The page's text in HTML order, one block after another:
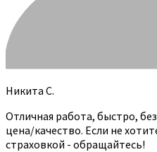
Никита С.
Отличная работа, быстро,
цена/качество. Если не
страховкой - обращайтесь!